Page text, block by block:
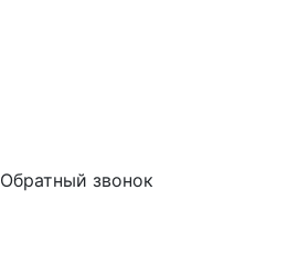
Обратный звонок